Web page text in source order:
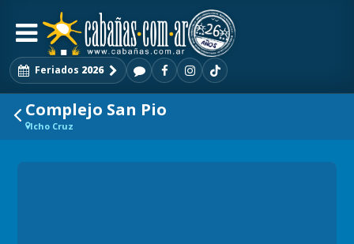
Feriados 2026
Complejo San Pio
Icho Cruz